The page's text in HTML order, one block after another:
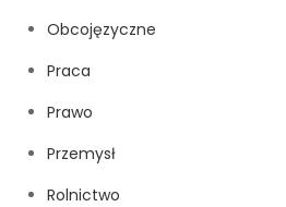
Obcojęzyczne
Praca
Prawo
Przemysł
Rolnictwo